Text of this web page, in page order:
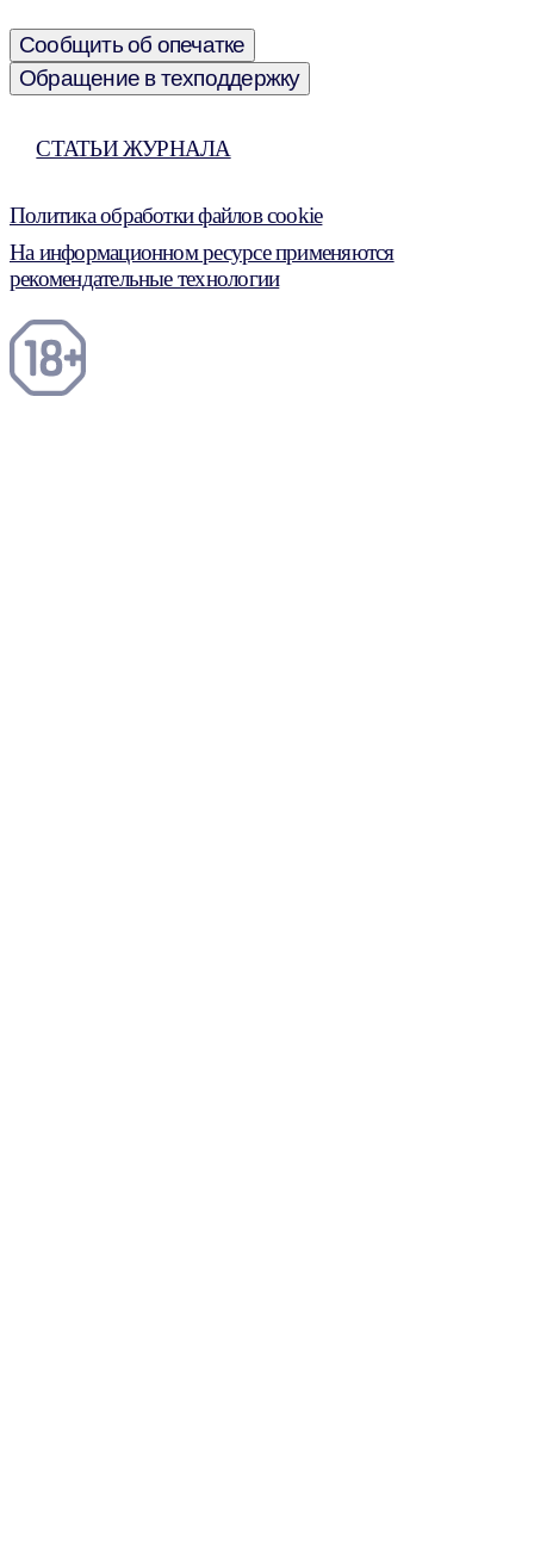
Сообщить об опечатке
Обращение в техподдержку
СТАТЬИ ЖУРНАЛА
Политика обработки файлов cookie
На информационном ресурсе применяются
рекомендательные технологии